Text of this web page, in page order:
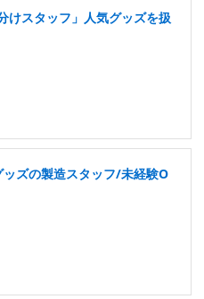
けスタッフ」人気グッズを扱
ッズの製造スタッフ/未経験O